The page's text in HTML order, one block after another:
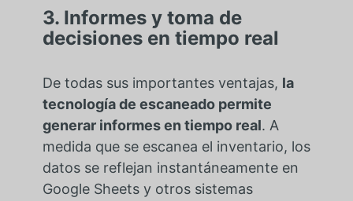
3. Informes y toma de
decisiones en tiempo real
De todas sus importantes ventajas, la
tecnología de escaneado permite
generar informes en tiempo real. A
medida que se escanea el inventario, los
datos se reflejan instantáneamente en
Google Sheets y otros sistemas